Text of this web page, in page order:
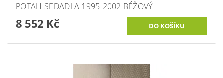
POTAH SEDADLA 1995-2002 BÉŽOVÝ
8 552 Kč